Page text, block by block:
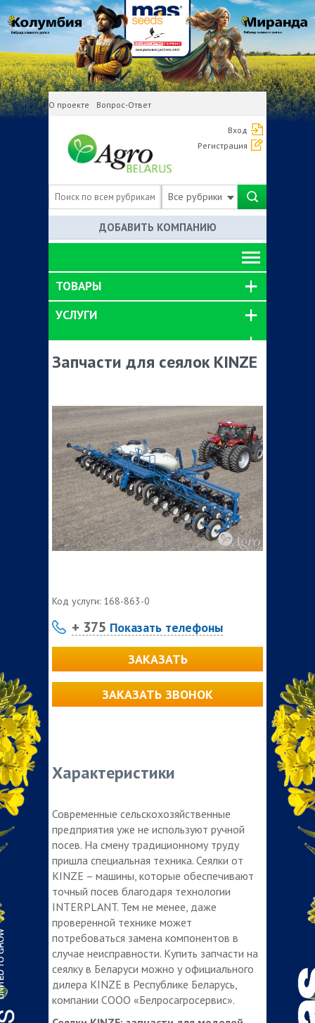
О проекте Вопрос-Ответ
Вход
Регистрация
Все рубрики
ДОБАВИТЬ КОМПАНИЮ
ТОВАРЫ
УСЛУГИ
Запчасти для сеялок KINZE
Код услуги: 168-863-0
+ 375 Показать телефоны
ЗАКАЗАТЬ
ЗАКАЗАТЬ ЗВОНОК
Характеристики
Современные сельскохозяйственные
предприятия уже не используют ручной
посев. На смену традиционному труду
пришла специальная техника. Сеялки от
KINZE – машины, которые обеспечивают
точный посев благодаря технологии
INTERPLANT. Тем не менее, даже
проверенной технике может
потребоваться замена компонентов в
случае неисправности. Купить запчасти на
сеялку в Беларуси можно у официального
дилера KINZE в Республике Беларусь,
компании СООО «Белросагросервис».